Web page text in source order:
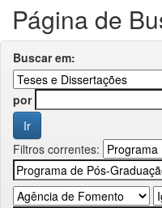
Página de
Buscar em:
por
Filtros correntes: